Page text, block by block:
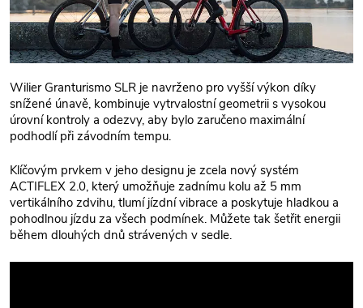
Wilier Granturismo SLR je navrženo pro vyšší výkon díky
snížené únavě, kombinuje vytrvalostní geometrii s vysokou
úrovní kontroly a odezvy, aby bylo zaručeno maximální
podhodlí při závodním tempu.
Klíčovým prvkem v jeho designu je zcela nový systém
ACTIFLEX 2.0, který umožňuje zadnímu kolu až 5 mm
vertikálního zdvihu, tlumí jízdní vibrace a poskytuje hladkou a
pohodlnou jízdu za všech podmínek. Můžete tak šetřit energii
během dlouhých dnů strávených v sedle.